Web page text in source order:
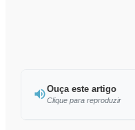
Ouça este artigo
Clique para reproduzir